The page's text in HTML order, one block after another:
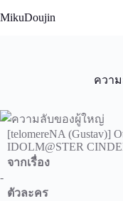
to
MikuDoujin
ควา
[telomereNA (Gustav)]
IDOLM@STER
จากเรื่อง
-
ตัวละคร